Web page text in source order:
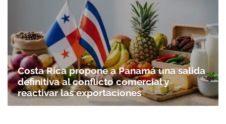
Costa Rica propone a Panamá una salida
definitiva al conflicto comercial y
reactivar las exportaciones